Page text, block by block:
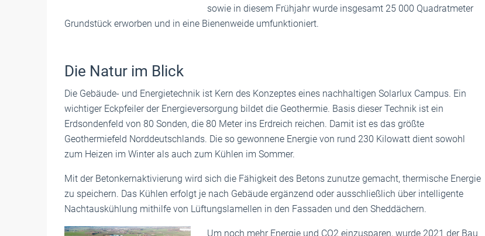
sowie in diesem Frühjahr wurde insgesamt 25 000 Quadratmeter
Grundstück erworben und in eine Bienenweide umfunktioniert.
Die Natur im Blick
Die Gebäude- und Energietechnik ist Kern des Konzeptes eines nachhaltigen Solarlux Campus. Ein
wichtiger Eckpfeiler der Energieversorgung bildet die Geothermie. Basis dieser Technik ist ein
Erdsondenfeld von 80 Sonden, die 80 Meter ins Erdreich reichen. Damit ist es das größte
Geothermiefeld Norddeutschlands. Die so gewonnene Energie von rund 230 Kilowatt dient sowohl
zum Heizen im Winter als auch zum Kühlen im Sommer.
Mit der Betonkernaktivierung wird sich die Fähigkeit des Betons zunutze gemacht, thermische Energie
zu speichern. Das Kühlen erfolgt je nach Gebäude ergänzend oder ausschließlich über intelligente
Nachtauskühlung mithilfe von Lüftungslamellen in den Fassaden und den Sheddächern.
Um noch mehr Energie und CO2 einzusparen, wurde 2021 der Bau